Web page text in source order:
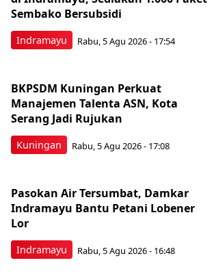
Indramayu
Sembako Bersubsidi
Rabu, 5 Agu 2026 - 17:54
Kuningan
BKPSDM Kuningan Perkuat
Manajemen Talenta ASN, Kota
Serang Jadi Rujukan
Rabu, 5 Agu 2026 - 17:08
Indramayu
Pasokan Air Tersumbat, Damkar
Indramayu Bantu Petani Lobener
Lor
Rabu, 5 Agu 2026 - 16:48